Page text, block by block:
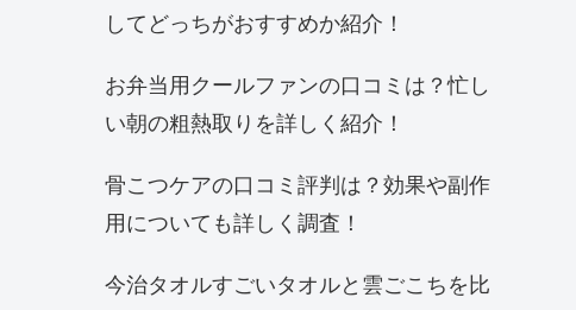
してどっちがおすすめか紹介！
お弁当用クールファンの口コミは？忙し
い朝の粗熱取りを詳しく紹介！
骨こつケアの口コミ評判は？効果や副作
用についても詳しく調査！
今治タオルすごいタオルと雲ごこちを比